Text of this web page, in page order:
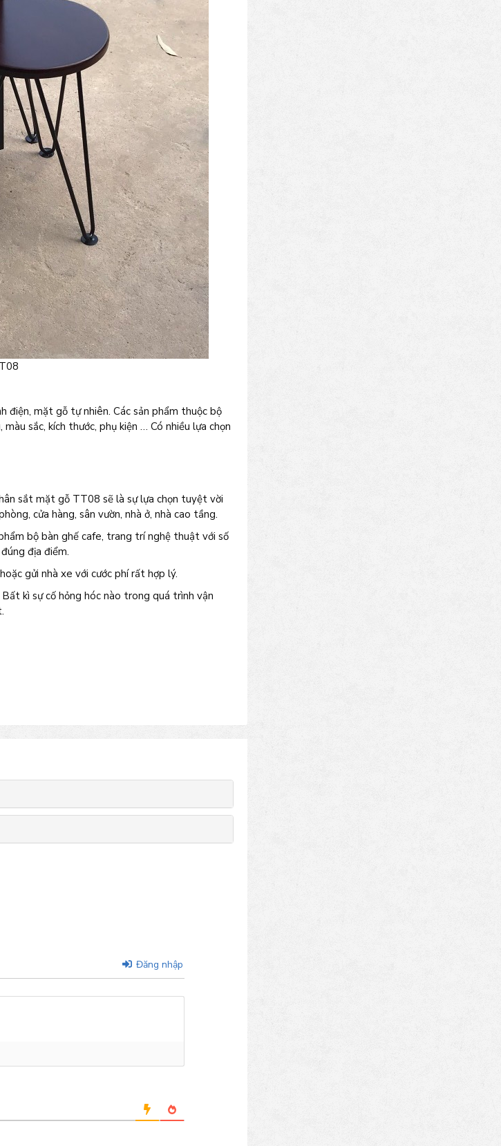
mặt gỗ tự nhiên. Các sản phẩm thuộc bộ
sắc, kích thước, phụ kiện … Có nhiều lựa chọn
sắt mặt gỗ TT08 sẽ là sự lựa chọn tuyệt vời
cửa hàng, sân vườn, nhà ở, nhà cao tầng.
bộ bàn ghế cafe, trang trí nghệ thuật với số
địa điểm.
gửi nhà xe với cước phí rất hợp lý.
kì sự cố hỏng hóc nào trong quá trình vận
Đăng nhập